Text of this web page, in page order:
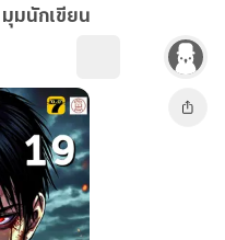
มุมนักเขียน